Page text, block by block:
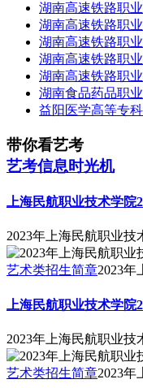
湖南高速铁路职
湖南高速铁路职
湖南高速铁路职
湖南高速铁路职
湖南高速铁路职
湖南食品药品职
益阳医学高等专
带你看艺考
艺考信息时光机
上海民航职业技术学
2023年上海民航职业
艺术类招生简章2023年
上海民航职业技术学
2023年上海民航职业
艺术类招生简章2023年